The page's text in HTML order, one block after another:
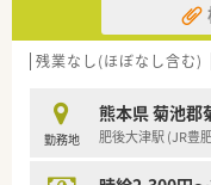
残業なし(ほぼなし含む)
勤務地
熊本県 菊池郡
肥後大津駅 (JR豊